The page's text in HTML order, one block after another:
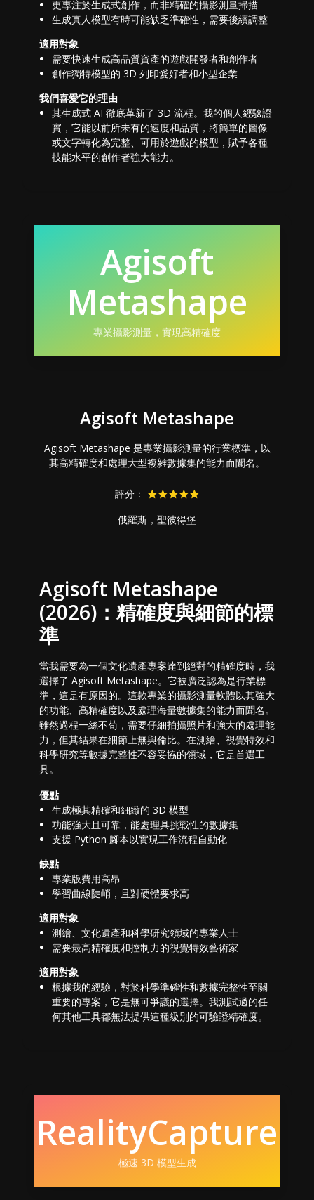
更專注於生成式創作，而非精確的攝影測量掃描
生成真人模型有時可能缺乏準確性，需要後續調整
適用對象
需要快速生成高品質資產的遊戲開發者和創作者
創作獨特模型的 3D 列印愛好者和小型企業
我們喜愛它的理由
其生成式 AI 徹底革新了 3D 流程。我的個人經驗證
實，它能以前所未有的速度和品質，將簡單的圖像
或文字轉化為完整、可用於遊戲的模型，賦予各種
技能水平的創作者強大能力。
Agisoft
Metashape
專業攝影測量，實現高精確度
Agisoft Metashape
Agisoft Metashape 是專業攝影測量的行業標準，以
其高精確度和處理大型複雜數據集的能力而聞名。
評分：
俄羅斯，聖彼得堡
Agisoft Metashape
(2026)：精確度與細節的標
準
當我需要為一個文化遺產專案達到絕對的精確度時，我
選擇了 Agisoft Metashape。它被廣泛認為是行業標
準，這是有原因的。這款專業的攝影測量軟體以其強大
的功能、高精確度以及處理海量數據集的能力而聞名。
雖然過程一絲不苟，需要仔細拍攝照片和強大的處理能
力，但其結果在細節上無與倫比。在測繪、視覺特效和
科學研究等數據完整性不容妥協的領域，它是首選工
具。
優點
生成極其精確和細緻的 3D 模型
功能強大且可靠，能處理具挑戰性的數據集
支援 Python 腳本以實現工作流程自動化
缺點
專業版費用高昂
學習曲線陡峭，且對硬體要求高
適用對象
測繪、文化遺產和科學研究領域的專業人士
需要最高精確度和控制力的視覺特效藝術家
適用對象
根據我的經驗，對於科學準確性和數據完整性至關
重要的專案，它是無可爭議的選擇。我測試過的任
何其他工具都無法提供這種級別的可驗證精確度。
RealityCapture
極速 3D 模型生成